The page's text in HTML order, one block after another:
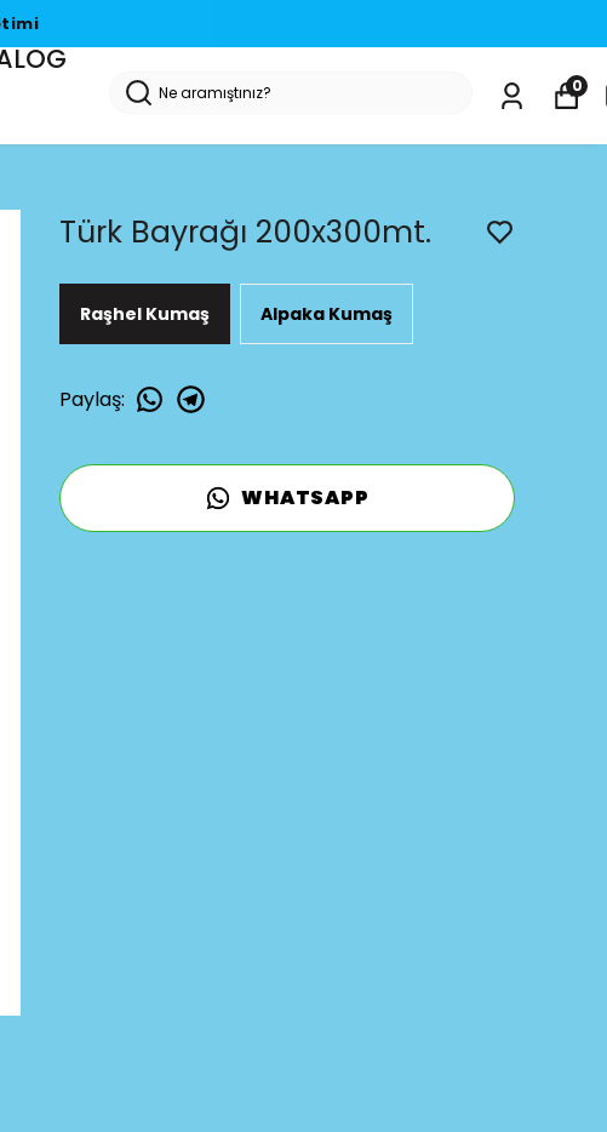
& Uyarı ve İkaz Levhası Üretimi
0
Türk Bayrağı 200x300mt.
Raşhel Kumaş Alpaka Kumaş
Paylaş:
WHATSAPP